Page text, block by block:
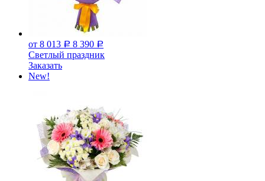
от 8 013 Р 8 390 Р
Светлый праздник
Заказать
New!